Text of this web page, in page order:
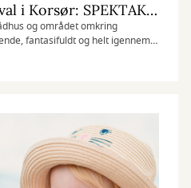
Ny børnekulturfestival i Korsør: SPEKTAKEL!
og området omkring
fantasifuldt og helt igennem
tænkelige måde. Her er det